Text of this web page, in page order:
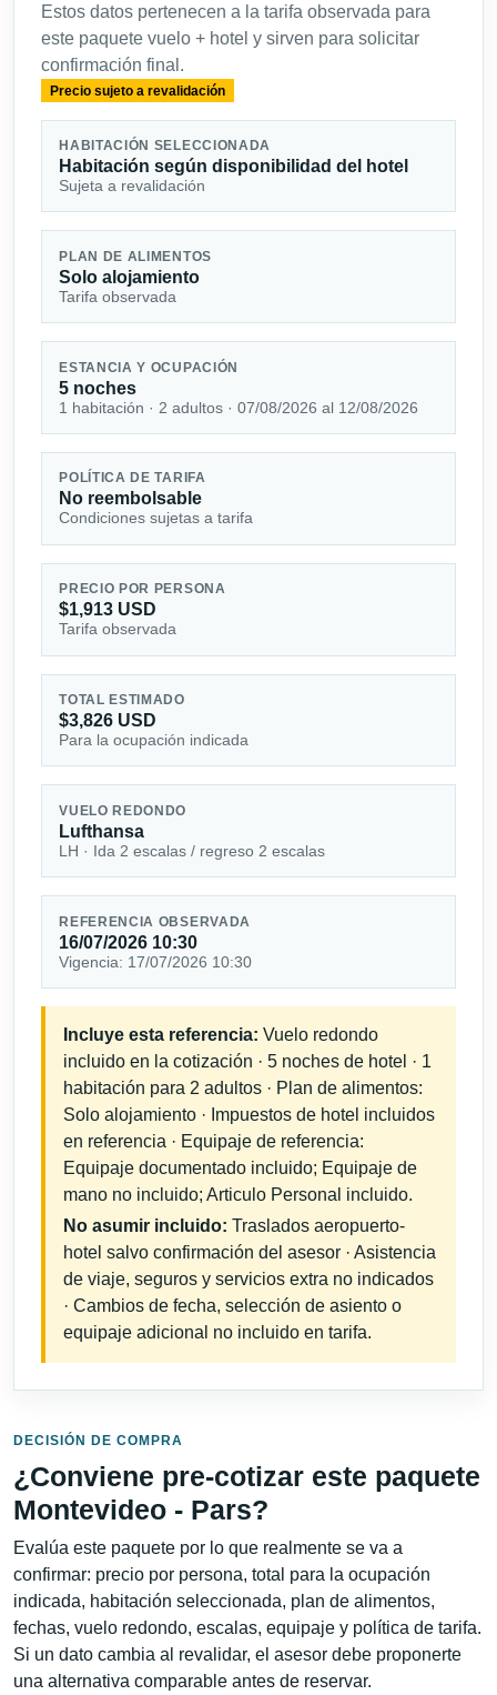
Estos datos pertenecen a la tarifa observada para
este paquete vuelo + hotel y sirven para solicitar
confirmación final.
Precio sujeto a revalidación
HABITACIÓN SELECCIONADA
Habitación según disponibilidad del hotel
Sujeta a revalidación
PLAN DE ALIMENTOS
Solo alojamiento
Tarifa observada
ESTANCIA Y OCUPACIÓN
5 noches
1 habitación · 2 adultos · 07/08/2026 al 12/08/2026
POLÍTICA DE TARIFA
No reembolsable
Condiciones sujetas a tarifa
PRECIO POR PERSONA
$1,913 USD
Tarifa observada
TOTAL ESTIMADO
$3,826 USD
Para la ocupación indicada
VUELO REDONDO
Lufthansa
LH · Ida 2 escalas / regreso 2 escalas
REFERENCIA OBSERVADA
16/07/2026 10:30
Vigencia: 17/07/2026 10:30
Incluye esta referencia: Vuelo redondo
incluido en la cotización · 5 noches de hotel · 1
habitación para 2 adultos · Plan de alimentos:
Solo alojamiento · Impuestos de hotel incluidos
en referencia · Equipaje de referencia:
Equipaje documentado incluido; Equipaje de
mano no incluido; Articulo Personal incluido.
No asumir incluido: Traslados aeropuerto-
hotel salvo confirmación del asesor · Asistencia
de viaje, seguros y servicios extra no indicados
· Cambios de fecha, selección de asiento o
equipaje adicional no incluido en tarifa.
DECISIÓN DE COMPRA
¿Conviene pre-cotizar este paquete
Montevideo - Pars?
Evalúa este paquete por lo que realmente se va a
confirmar: precio por persona, total para la ocupación
indicada, habitación seleccionada, plan de alimentos,
fechas, vuelo redondo, escalas, equipaje y política de tarifa.
Si un dato cambia al revalidar, el asesor debe proponerte
una alternativa comparable antes de reservar.